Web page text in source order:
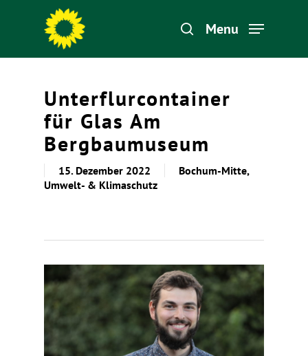
Menu
Unterflurcontainer
für Glas Am
Bergbaumuseum
15. Dezember 2022 Bochum-Mitte,
Umwelt- & Klimaschutz